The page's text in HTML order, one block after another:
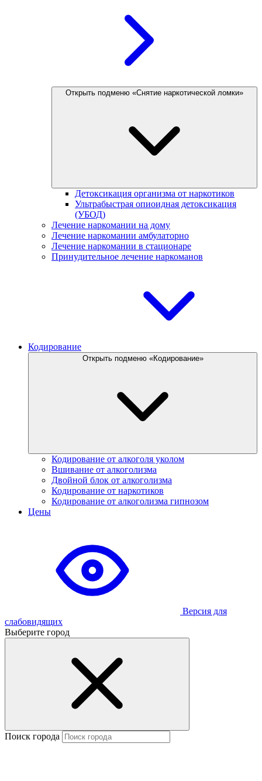
Открыть подменю «Снятие наркотической ломки»
Детоксикация организма от наркотиков
Ультрабыстрая опиоидная детоксикация
(УБОД)
Лечение наркомании на дому
Лечение наркомании амбулаторно
Лечение наркомании в стационаре
Принудительное лечение наркоманов
Кодирование
Открыть подменю «Кодирование»
Кодирование от алкоголя уколом
Вшивание от алкоголизма
Двойной блок от алкоголизма
Кодирование от наркотиков
Кодирование от алкоголизма гипнозом
Цены
Версия для
слабовидящих
Выберите город
Поиск города